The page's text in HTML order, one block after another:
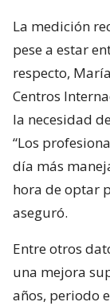
La medición
pese a estar
respecto,
Centros
la necesidad
“Los
día más
hora de optar
aseguró.
Entre otros
una mejora
años, periodo